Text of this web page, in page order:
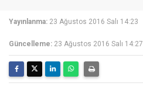
Yayınlanma: 23 Ağustos 2016 Salı 14:23
Güncelleme: 23 Ağustos 2016 Salı 14:27